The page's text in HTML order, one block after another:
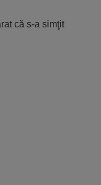
că s-a simţit